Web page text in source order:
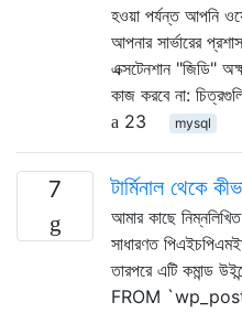
হওয়া পর্যন্ত আপনি
আপনার সার্ভারের
এক্সটেনশান "জিডি"
কাজ করবে না:
23
mysql
7 টার্মিনাল থেকে
আমার কাছে
সাধারণত
তারপরে এটি কমান্ড
FROM